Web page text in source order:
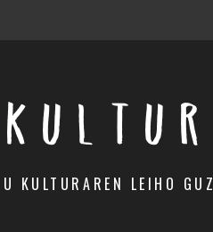
KULTURAREN LEIHO